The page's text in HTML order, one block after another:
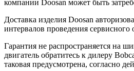
компании Doosan может быть
Доставка изделия Doosan
интервалов проведения
Гарантия не распространяется на
двигатель обратитесь к дилеру
таковая предусмотрена, согласно